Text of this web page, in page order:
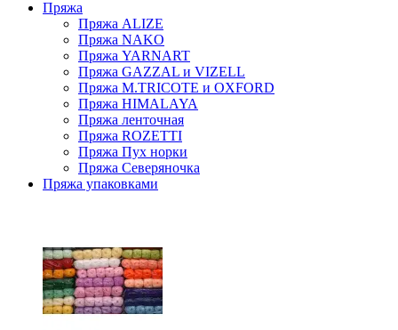
Пряжа
Пряжа ALIZE
Пряжа NAKO
Пряжа YARNART
Пряжа GAZZAL и VIZELL
Пряжа M.TRICOTE и OXFORD
Пряжа HIMALAYA
Пряжа ленточная
Пряжа ROZETTI
Пряжа Пух норки
Пряжа Северяночка
Пряжа упаковками